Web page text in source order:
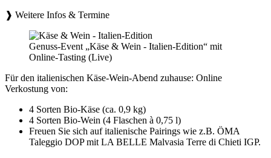
❱ Weitere Infos & Termine
Genuss-Event „Käse & Wein - Italien-Edition“ mit
Online-Tasting (Live)
Für den italienischen Käse-Wein-Abend zuhause: Online
Verkostung von:
4 Sorten Bio-Käse (ca. 0,9 kg)
4 Sorten Bio-Wein (4 Flaschen à 0,75 l)
Freuen Sie sich auf italienische Pairings wie z.B. ÖMA
Taleggio DOP mit LA BELLE Malvasia Terre di Chieti IGP.